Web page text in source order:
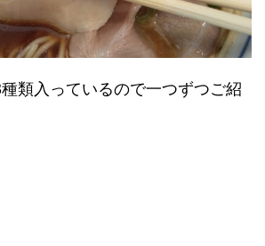
類入っているので一つずつご紹